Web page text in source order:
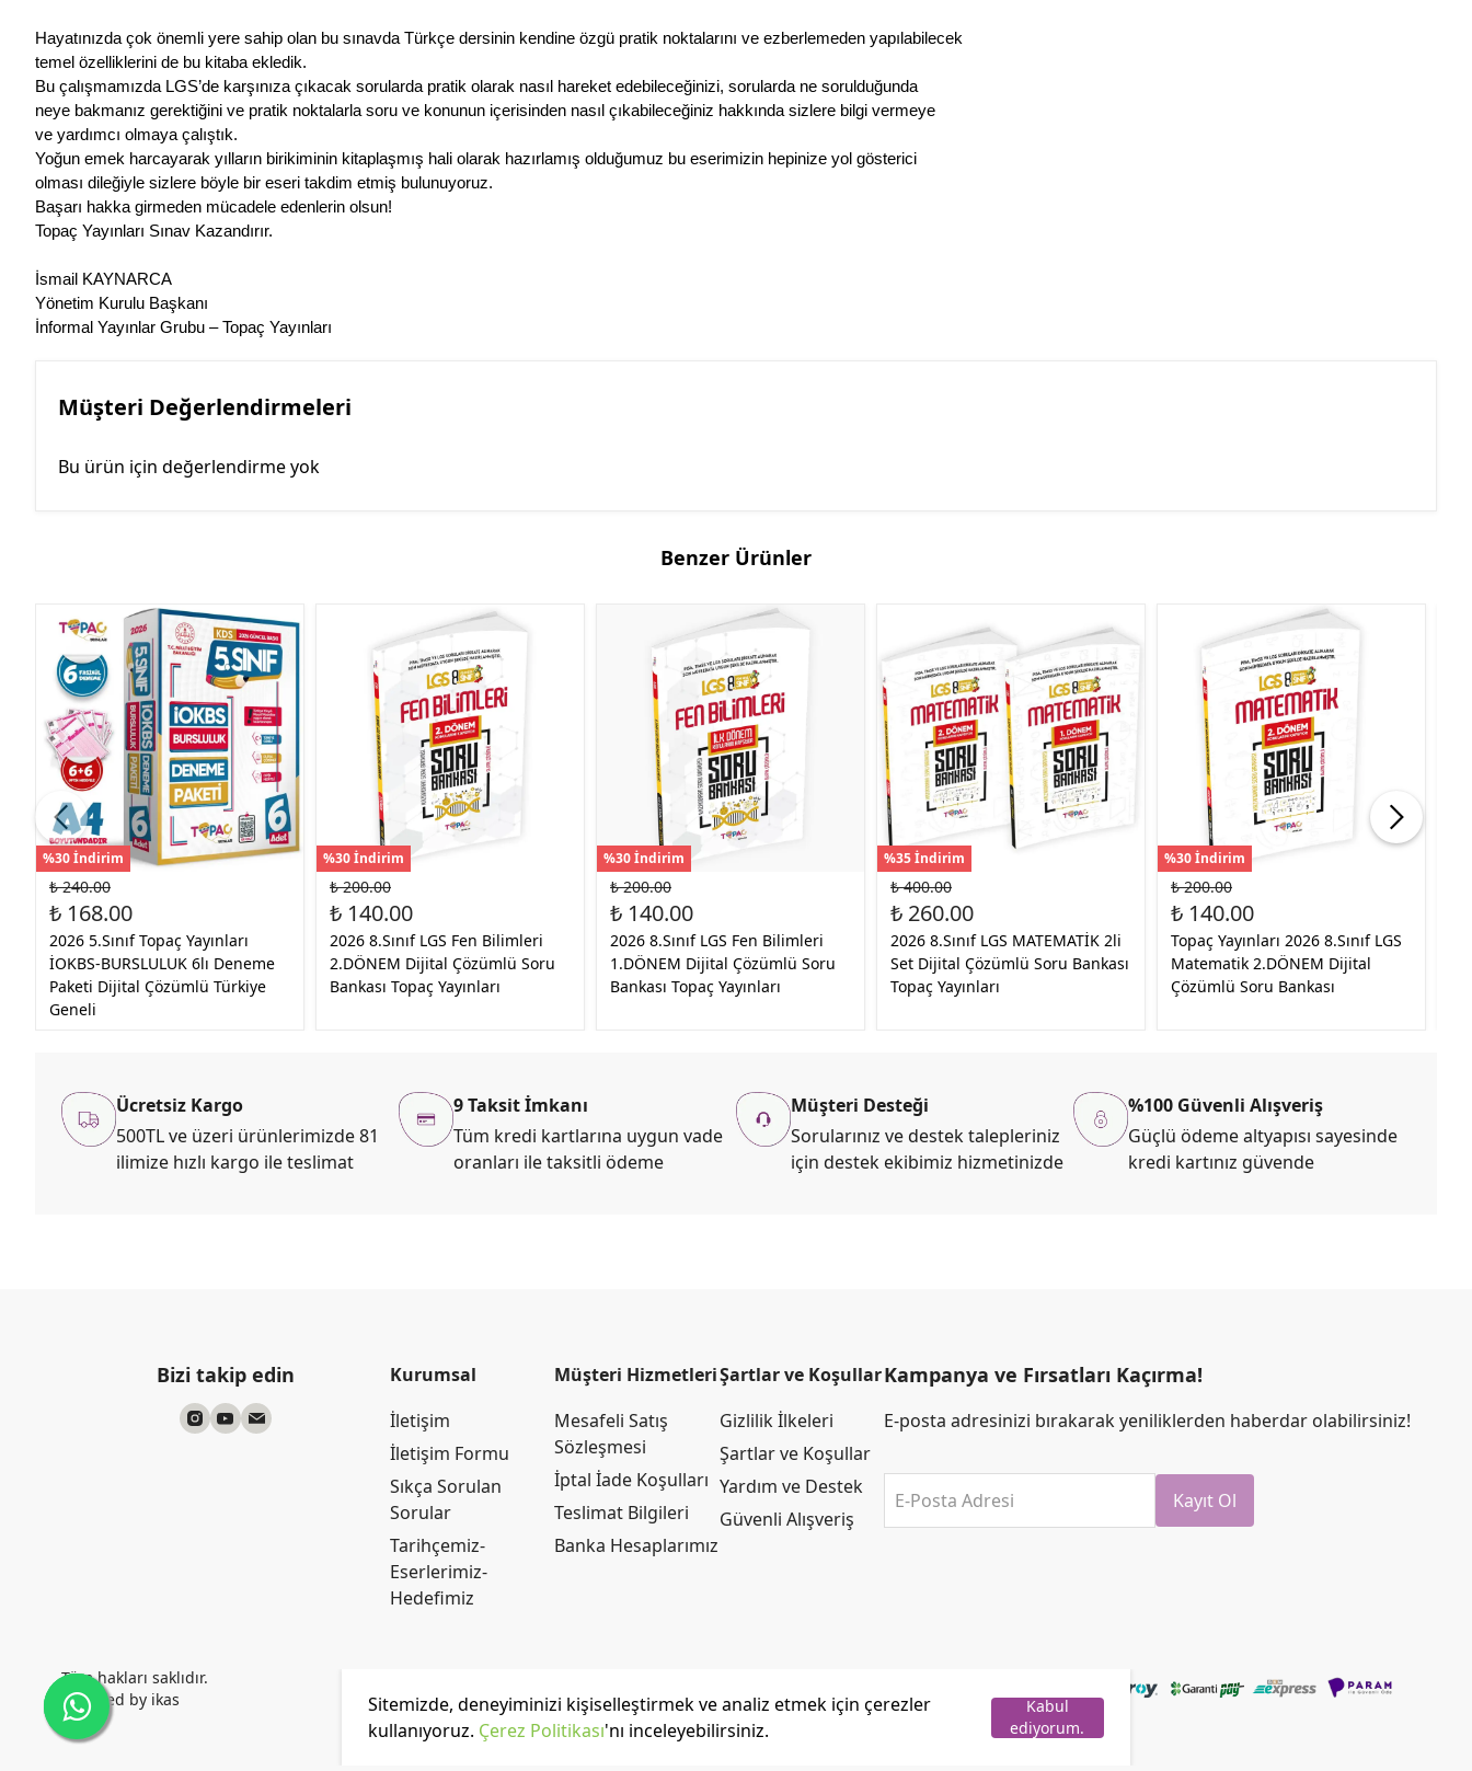
Sitemizde, deneyiminizi kişiselleştirmek ve analiz etmek için çerezler
kullanıyoruz. Çerez Politikası'nı inceleyebilirsiniz.
Kabul
ediyorum.
Hayatınızda çok önemli yere sahip olan bu sınavda Türkçe dersinin kendine özgü pratik noktalarını ve ezberlemeden yapılabilecek
temel özelliklerini de bu kitaba ekledik.
Bu çalışmamızda LGS’de karşınıza çıkacak sorularda pratik olarak nasıl hareket edebileceğinizi, sorularda ne sorulduğunda
neye bakmanız gerektiğini ve pratik noktalarla soru ve konunun içerisinden nasıl çıkabileceğiniz hakkında sizlere bilgi vermeye
ve yardımcı olmaya çalıştık.
Yoğun emek harcayarak yılların birikiminin kitaplaşmış hali olarak hazırlamış olduğumuz bu eserimizin hepinize yol gösterici
olması dileğiyle sizlere böyle bir eseri takdim etmiş bulunuyoruz.
Başarı hakka girmeden mücadele edenlerin olsun!
Topaç Yayınları Sınav Kazandırır.
İsmail KAYNARCA
Yönetim Kurulu Başkanı
İnformal Yayınlar Grubu – Topaç Yayınları
Müşteri Değerlendirmeleri
Bu ürün için değerlendirme yok
Benzer Ürünler
%30 İndirim
₺ 240.00
₺ 168.00
2026 5.Sınıf Topaç Yayınları
İOKBS-BURSLULUK 6lı Deneme
Paketi Dijital Çözümlü Türkiye
Geneli
%30 İndirim
₺ 200.00
₺ 140.00
2026 8.Sınıf LGS Fen Bilimleri
2.DÖNEM Dijital Çözümlü Soru
Bankası Topaç Yayınları
%30 İndirim
₺ 200.00
₺ 140.00
2026 8.Sınıf LGS Fen Bilimleri
1.DÖNEM Dijital Çözümlü Soru
Bankası Topaç Yayınları
%35 İndirim
₺ 400.00
₺ 260.00
2026 8.Sınıf LGS MATEMATİK 2li
Set Dijital Çözümlü Soru Bankası
Topaç Yayınları
%30 İndirim
₺ 200.00
₺ 140.00
Topaç Yayınları 2026 8.Sınıf LGS
Matematik 2.DÖNEM Dijital
Çözümlü Soru Bankası
Ücretsiz Kargo
500TL ve üzeri ürünlerimizde 81
ilimize hızlı kargo ile teslimat
9 Taksit İmkanı
Tüm kredi kartlarına uygun vade
oranları ile taksitli ödeme
Müşteri Desteği
Sorularınız ve destek talepleriniz
için destek ekibimiz hizmetinizde
%100 Güvenli Alışveriş
Güçlü ödeme altyapısı sayesinde
kredi kartınız güvende
Bizi takip edin
Kurumsal
İletişim
İletişim Formu
Sıkça Sorulan
Sorular
Tarihçemiz-
Eserlerimiz-
Hedefimiz
Müşteri Hizmetleri
Mesafeli Satış
Sözleşmesi
İptal İade Koşulları
Teslimat Bilgileri
Banka Hesaplarımız
Şartlar ve Koşullar
Gizlilik İlkeleri
Şartlar ve Koşullar
Yardım ve Destek
Güvenli Alışveriş
Kampanya ve Fırsatları Kaçırma!
E-posta adresinizi bırakarak yeniliklerden haberdar olabilirsiniz!
E-Posta Adresi Kayıt Ol
Tüm hakları saklıdır.
Powered by ikas